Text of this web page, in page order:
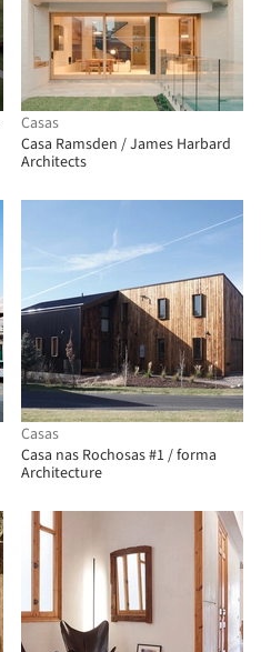
Casas
Casa Ramsden / James Harbard
Architects
Casas
Casa nas Rochosas #1 / forma
Architecture